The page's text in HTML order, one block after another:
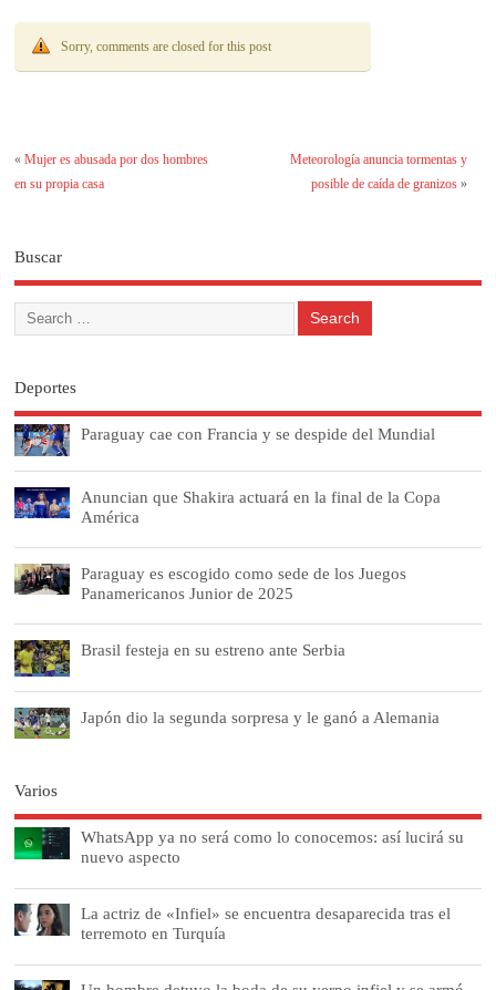
Sorry, comments are closed for this post
«Mujer es abusada por dos hombres
en su propia casa
Meteorología anuncia tormentas y
posible de caída de granizos»
Buscar
Deportes
Paraguay cae con Francia y se despide del Mundial
Anuncian que Shakira actuará en la final de la Copa
América
Paraguay es escogido como sede de los Juegos
Panamericanos Junior de 2025
Brasil festeja en su estreno ante Serbia
Japón dio la segunda sorpresa y le ganó a Alemania
Varios
WhatsApp ya no será como lo conocemos: así lucirá su
nuevo aspecto
La actriz de «Infiel» se encuentra desaparecida tras el
terremoto en Turquía